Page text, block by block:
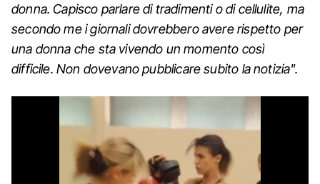
donna. Capisco parlare di tradimenti o di cellulite, ma
secondo me i giornali dovrebbero avere rispetto per
una donna che sta vivendo un momento così
difficile. Non dovevano pubblicare subito la notizia".